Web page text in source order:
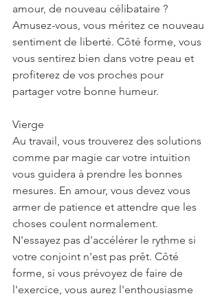
amour, de nouveau célibataire ?
Amusez-vous, vous méritez ce nouveau
sentiment de liberté. Côté forme, vous
vous sentirez bien dans votre peau et
profiterez de vos proches pour
partager votre bonne humeur.
Vierge
Au travail, vous trouverez des solutions
comme par magie car votre intuition
vous guidera à prendre les bonnes
mesures. En amour, vous devez vous
armer de patience et attendre que les
choses coulent normalement.
N'essayez pas d'accélérer le rythme si
votre conjoint n'est pas prêt. Côté
forme, si vous prévoyez de faire de
l'exercice, vous aurez l'enthousiasme